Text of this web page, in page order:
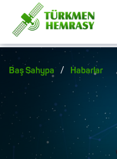
Baş Sahypa / Habarlar